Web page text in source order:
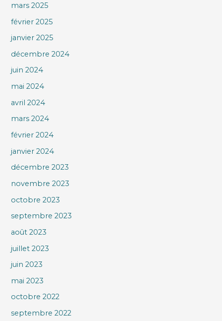
mars 2025
février 2025
janvier 2025
décembre 2024
juin 2024
mai 2024
avril 2024
mars 2024
février 2024
janvier 2024
décembre 2023
novembre 2023
octobre 2023
septembre 2023
août 2023
juillet 2023
juin 2023
mai 2023
octobre 2022
septembre 2022